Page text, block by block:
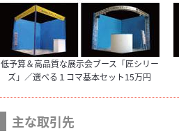
低予算＆高品質な展示会ブース「匠シリー
ズ」／選べる１コマ基本セット15万円
主な取引先